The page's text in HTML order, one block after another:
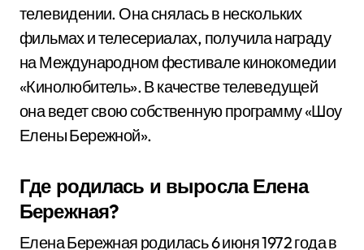
телевидении. Она снялась в нескольких
фильмах и телесериалах, получила награду
на Международном фестивале кинокомедии
«Кинолюбитель». В качестве телеведущей
она ведет свою собственную программу «Шоу
Елены Бережной».
Где родилась и выросла Елена
Бережная?
Елена Бережная родилась 6 июня 1972 года в